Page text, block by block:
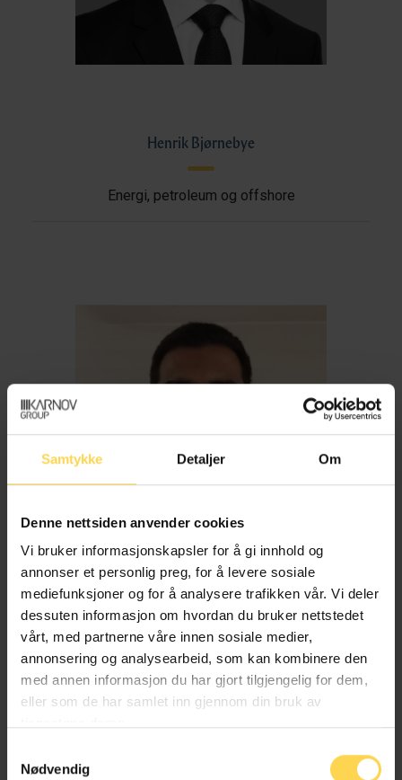
Samtykke Detaljer Om
Denne nettsiden anvender cookies
Vi bruker informasjonskapsler for å gi innhold og
annonser et personlig preg, for å levere sosiale
mediefunksjoner og for å analysere trafikken vår. Vi deler
dessuten informasjon om hvordan du bruker nettstedet
vårt, med partnerne våre innen sosiale medier,
annonsering og analysearbeid, som kan kombinere den
med annen informasjon du har gjort tilgjengelig for dem,
eller som de har samlet inn gjennom din bruk av
Nødvendig
Henrik Bjørnebye
Energi, petroleum og offshore
Imran Haider
Trygderett og pensjonsrett